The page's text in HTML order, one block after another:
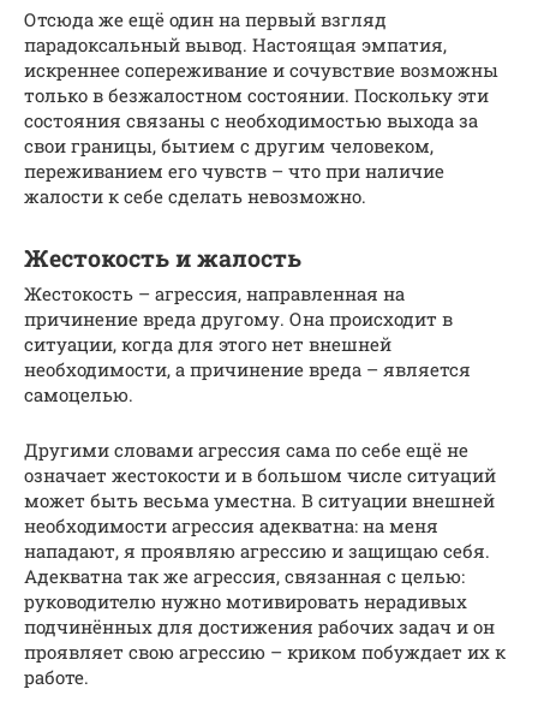
Отсюда же ещё один на первый взгляд
парадоксальный вывод. Настоящая эмпатия,
искреннее сопереживание и сочувствие возможны
только в безжалостном состоянии. Поскольку эти
состояния связаны с необходимостью выхода за
свои границы, бытием с другим человеком,
переживанием его чувств – что при наличие
жалости к себе сделать невозможно.
Жестокость и жалость
Жестокость – агрессия, направленная на
причинение вреда другому. Она происходит в
ситуации, когда для этого нет внешней
необходимости, а причинение вреда – является
самоцелью.
Другими словами агрессия сама по себе ещё не
означает жестокости и в большом числе ситуаций
может быть весьма уместна. В ситуации внешней
необходимости агрессия адекватна: на меня
нападают, я проявляю агрессию и защищаю себя.
Адекватна так же агрессия, связанная с целью:
руководителю нужно мотивировать нерадивых
подчинённых для достижения рабочих задач и он
проявляет свою агрессию – криком побуждает их к
работе.